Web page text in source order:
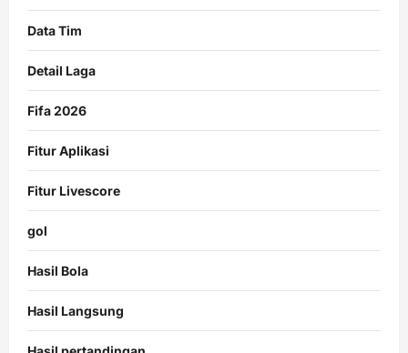
Data Tim
Detail Laga
Fifa 2026
Fitur Aplikasi
Fitur Livescore
gol
Hasil Bola
Hasil Langsung